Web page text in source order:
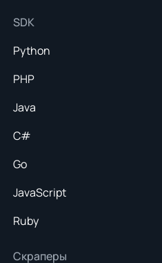
SDK
Python
PHP
Java
C#
Go
JavaScript
Ruby
Скраперы